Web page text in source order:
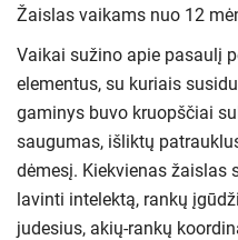
Žaislas vaikams nuo 12
Vaikai sužino apie pasaulį
elementus, su kuriais
gaminys buvo kruopščiai
saugumas, išliktų
dėmesį. Kiekvienas žaislas
lavinti intelektą, rankų
judesius, akių-rankų